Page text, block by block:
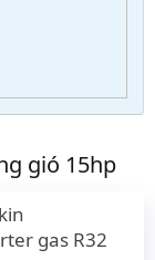
gió 15hp
gas R32